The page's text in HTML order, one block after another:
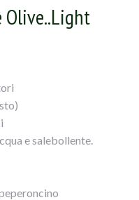
Olive..Light
e salebollente.